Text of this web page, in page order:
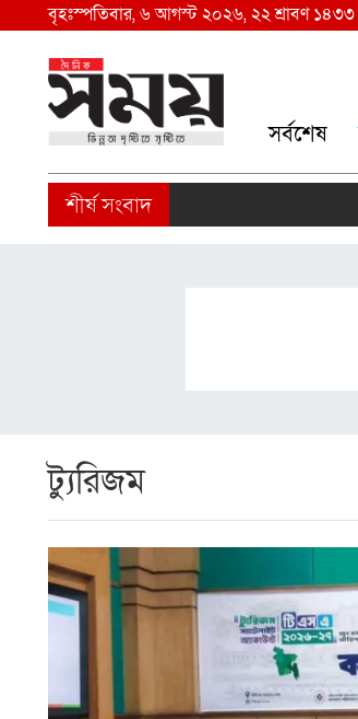
বৃহঃস্পতিবার, ৬ আগস্ট ২০২৬, ২২ শ্রাবণ ১৪৩৩
সর্বশেষ
ট্যুরিজম